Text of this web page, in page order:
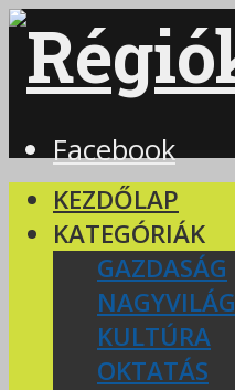
Facebook
KEZDŐLAP
KATEGÓRIÁK
GAZDASÁG
NAGYVILÁG
KULTÚRA
OKTATÁS